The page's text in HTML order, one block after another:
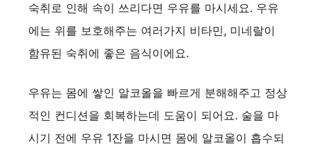
숙취로 인해 속이 쓰리다면 우유를 마시세요. 우유
에는 위를 보호해주는 여러가지 비타민, 미네랄이
함유된 숙취에 좋은 음식이에요.
우유는 몸에 쌓인 알코올을 빠르게 분해해주고 정상
적인 컨디션을 회복하는데 도움이 되어요. 술을 마
시기 전에 우유 1잔을 마시면 몸에 알코올이 흡수되